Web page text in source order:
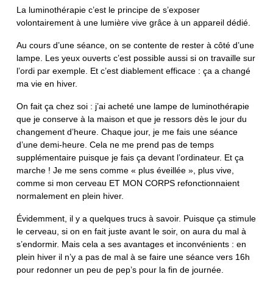
La luminothérapie c’est le principe de s’exposer
volontairement à une lumière vive grâce à un appareil dédié.
Au cours d’une séance, on se contente de rester à côté d’une
lampe. Les yeux ouverts c’est possible aussi si on travaille sur
l’ordi par exemple. Et c’est diablement efficace : ça a changé
ma vie en hiver.
On fait ça chez soi : j’ai acheté une lampe de luminothérapie
que je conserve à la maison et que je ressors dès le jour du
changement d’heure. Chaque jour, je me fais une séance
d’une demi-heure. Cela ne me prend pas de temps
supplémentaire puisque je fais ça devant l’ordinateur. Et ça
marche ! Je me sens comme « plus éveillée », plus vive,
comme si mon cerveau ET MON CORPS refonctionnaient
normalement en plein hiver.
Évidemment, il y a quelques trucs à savoir. Puisque ça stimule
le cerveau, si on en fait juste avant le soir, on aura du mal à
s’endormir. Mais cela a ses avantages et inconvénients : en
plein hiver il n’y a pas de mal à se faire une séance vers 16h
pour redonner un peu de pep’s pour la fin de journée.